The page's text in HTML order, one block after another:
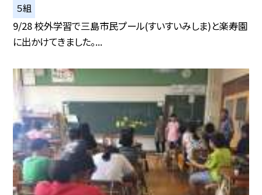
５組
9/28 校外学習で三島市民プール(すいすいみしま)と楽寿園
に出かけてきました。...